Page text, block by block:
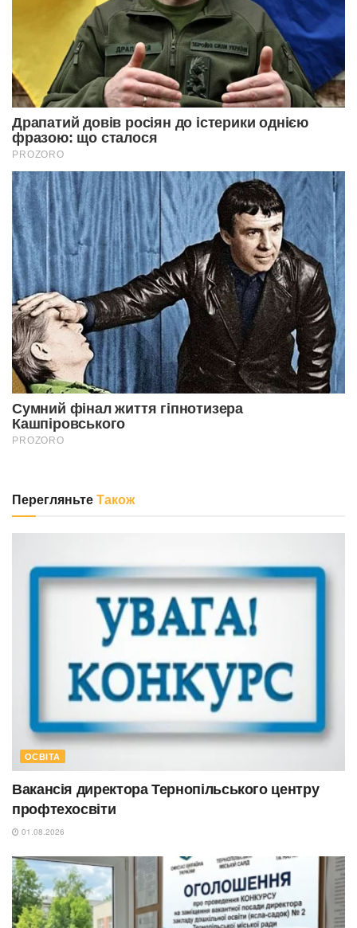
ПерегляньтеТакож
ОСВІТА
Вакансія директора Тернопільського центру
профтехосвіти
01.08.2026